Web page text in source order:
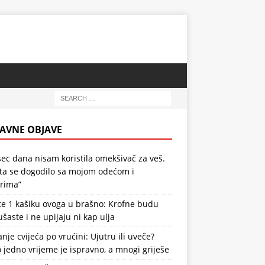
OBJAVE
dana nisam koristila omekšivač za veš.
se dogodilo sa mojom odećom i
1 kašiku ovoga u brašno: Krofne budu
i ne upijaju ni kap ulja
cvijeća po vrućini: Ujutru ili uveče?
jedno vrijeme je ispravno, a mnogi griješe